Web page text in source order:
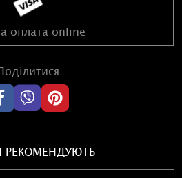
оплата online
РЕКОМЕНДУЮТЬ